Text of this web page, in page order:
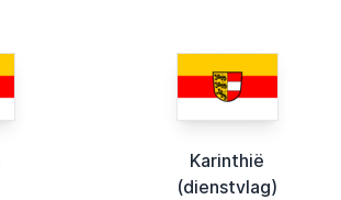
Karinthië
(dienstvlag)